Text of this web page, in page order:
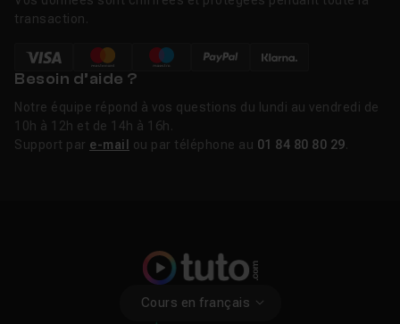
transaction.
Besoin d’aide ?
Notre équipe répond à vos questions du lundi au vendredi de
10h à 12h et de 14h à 16h.
Support par e-mail ou par téléphone au 01 84 80 80 29
Cours en français